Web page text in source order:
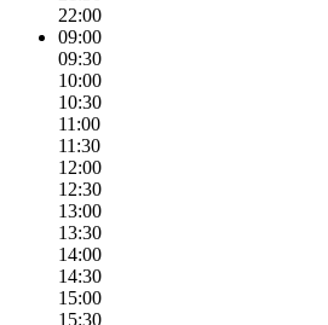
22:00
09:00
09:30
10:00
10:30
11:00
11:30
12:00
12:30
13:00
13:30
14:00
14:30
15:00
15:30